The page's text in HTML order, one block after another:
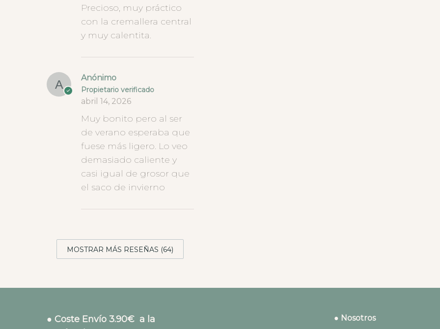
Precioso, muy práctico
con la cremallera central
y muy calentita.
Anónimo
Propietario verificado
abril 14, 2026
Muy bonito pero al ser
de verano esperaba que
fuese más ligero. Lo veo
demasiado caliente y
casi igual de grosor que
el saco de invierno
MOSTRAR MÁS RESEÑAS (64)
● Coste Envío 3.90€ a la
● Nosotros